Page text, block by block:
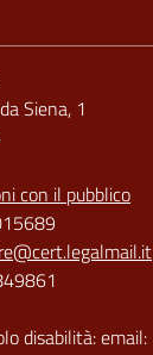
Siena, 1
con il pubblico
disabilità: email: